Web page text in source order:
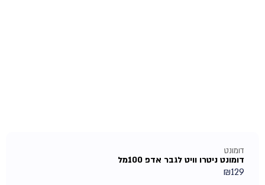
דומונט
דומונט ניטרו וויט לגבר אדפ 100מל
₪129